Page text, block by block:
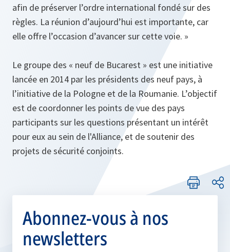
afin de préserver l’ordre international fondé sur des
règles. La réunion d’aujourd’hui est importante, car
elle offre l’occasion d’avancer sur cette voie. »
Le groupe des « neuf de Bucarest » est une initiative
lancée en 2014 par les présidents des neuf pays, à
l’initiative de la Pologne et de la Roumanie. L’objectif
est de coordonner les points de vue des pays
participants sur les questions présentant un intérêt
pour eux au sein de l'Alliance, et de soutenir des
projets de sécurité conjoints.
Abonnez-vous à nos
newsletters